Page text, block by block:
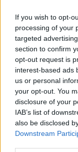
If you wish to opt-
processing of your
targeted
section to confirm
opt-out request is
interest-based ads
us or personal
your opt-out. You
disclosure of your
IAB’s list of
also be disclosed
Downstream
Le iniziative
ampiamente
questa Luna
giovane
positivamente
domani siete
perché si
prima come
poi anche
di nuovi
pressione di
agitati.